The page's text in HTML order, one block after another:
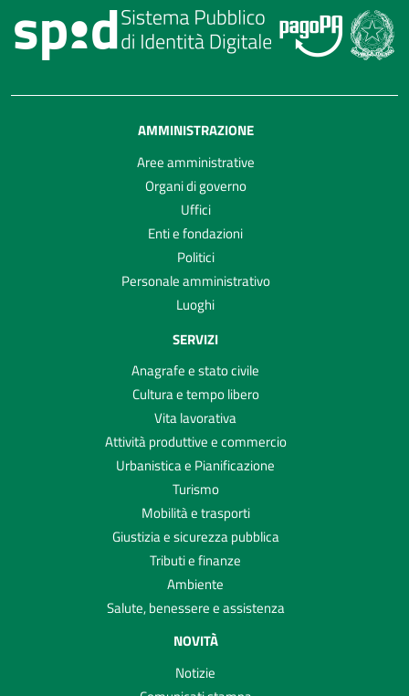
AMMINISTRAZIONE
Aree amministrative
Organi di governo
Uffici
Enti e fondazioni
Politici
Personale amministrativo
Luoghi
SERVIZI
Anagrafe e stato civile
Cultura e tempo libero
Vita lavorativa
Attività produttive e commercio
Urbanistica e Pianificazione
Turismo
Mobilità e trasporti
Giustizia e sicurezza pubblica
Tributi e finanze
Ambiente
Salute, benessere e assistenza
NOVITÀ
Notizie